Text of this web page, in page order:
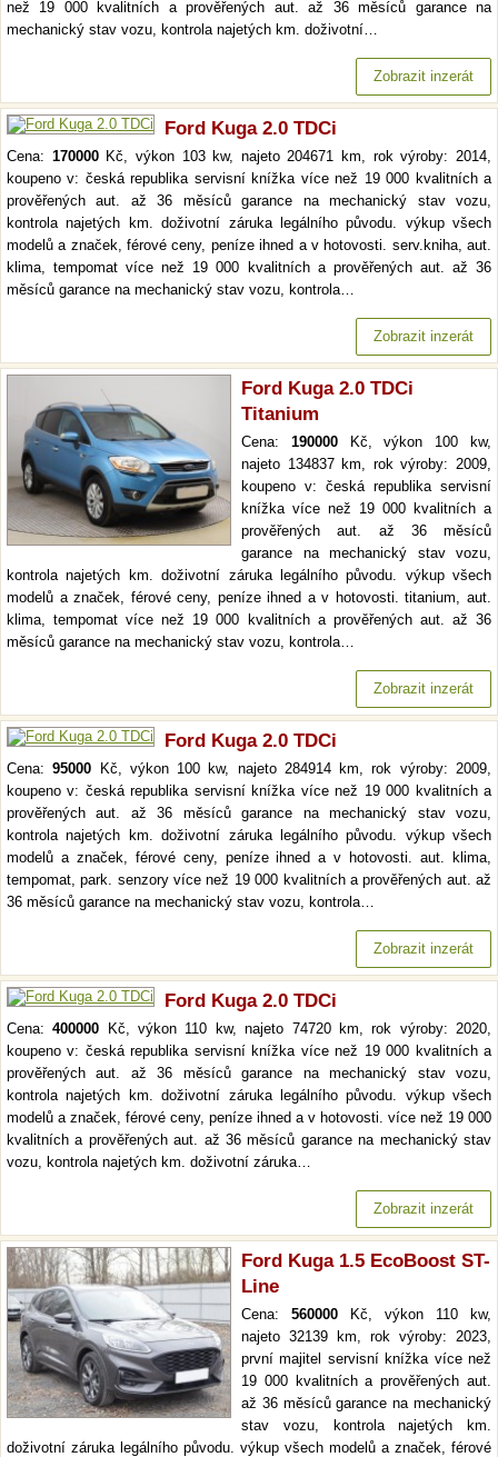
než 19 000 kvalitních a prověřených aut. až 36 měsíců garance na
mechanický stav vozu, kontrola najetých km. doživotní…
Zobrazit inzerát
Ford Kuga 2.0 TDCi
Cena: 170000Kč, výkon 103 kw, najeto 204671 km, rok výroby: 2014,
koupeno v: česká republika servisní knížka více než 19 000 kvalitních a
prověřených aut. až 36 měsíců garance na mechanický stav vozu,
kontrola najetých km. doživotní záruka legálního původu. výkup všech
modelů a značek, férové ceny, peníze ihned a v hotovosti. serv.kniha, aut.
klima, tempomat více než 19 000 kvalitních a prověřených aut. až 36
měsíců garance na mechanický stav vozu, kontrola…
Zobrazit inzerát
Ford Kuga 2.0 TDCi
Titanium
Cena: 190000Kč, výkon 100 kw,
najeto 134837 km, rok výroby: 2009,
koupeno v: česká republika servisní
knížka více než 19 000 kvalitních a
prověřených aut. až 36 měsíců
garance na mechanický stav vozu,
kontrola najetých km. doživotní záruka legálního původu. výkup všech
modelů a značek, férové ceny, peníze ihned a v hotovosti. titanium, aut.
klima, tempomat více než 19 000 kvalitních a prověřených aut. až 36
měsíců garance na mechanický stav vozu, kontrola…
Zobrazit inzerát
Ford Kuga 2.0 TDCi
Cena:95000 Kč, výkon 100 kw, najeto 284914 km, rok výroby: 2009,
koupeno v: česká republika servisní knížka více než 19 000 kvalitních a
prověřených aut. až 36 měsíců garance na mechanický stav vozu,
kontrola najetých km. doživotní záruka legálního původu. výkup všech
modelů a značek, férové ceny, peníze ihned a v hotovosti. aut. klima,
tempomat, park. senzory více než 19 000 kvalitních a prověřených aut. až
36 měsíců garance na mechanický stav vozu, kontrola…
Zobrazit inzerát
Ford Kuga 2.0 TDCi
Cena:400000 Kč, výkon 110 kw, najeto 74720 km, rok výroby: 2020,
koupeno v: česká republika servisní knížka více než 19 000 kvalitních a
prověřených aut. až 36 měsíců garance na mechanický stav vozu,
kontrola najetých km. doživotní záruka legálního původu. výkup všech
modelů a značek, férové ceny, peníze ihned a v hotovosti. více než 19 000
kvalitních a prověřených aut. až 36 měsíců garance na mechanický stav
vozu, kontrola najetých km. doživotní záruka…
Zobrazit inzerát
Ford Kuga 1.5 EcoBoost ST-
Line
Cena: 560000 Kč, výkon 110 kw,
najeto 32139 km, rok výroby: 2023,
první majitel servisní knížka více než
19 000 kvalitních a prověřených aut.
až 36 měsíců garance na mechanický
stav vozu, kontrola najetých km.
doživotní záruka legálního původu. výkup všech modelů a značek, férové